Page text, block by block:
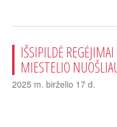
IŠSIPILDĖ
MIESTELIO
2025 m. birželio 17 d.